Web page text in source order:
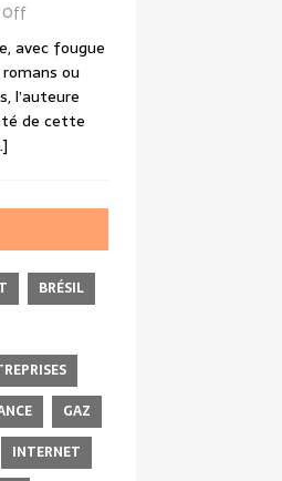
Off
avec fougue
ou
l’auteure
de cette
BRÉSIL
GAZ
INTERNET